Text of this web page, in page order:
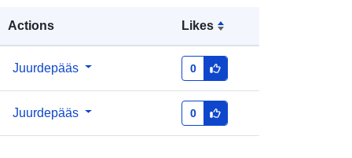
Actions Likes
Juurdepääs 0
Juurdepääs 0
25 July 2026
Koordinaadid:
12.74, 52.91 ], [ 12.74, 52.99 ] ]
Tüüp: